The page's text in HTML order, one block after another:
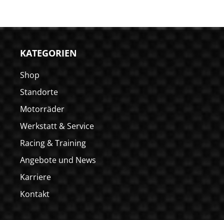
KATEGORIEN
Shop
Standorte
Motorräder
Werkstatt & Service
Racing & Training
Angebote und News
Karriere
Kontakt